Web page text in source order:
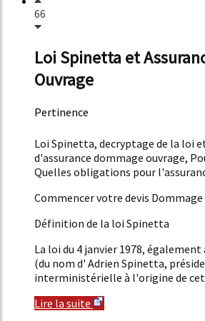
66
Loi Spinetta et
Ouvrage
Pertinence
Loi Spinetta, decryptage de la loi
d'assurance dommage ouvrage,
Quelles obligations pour
Commencer votre devis Dommage
Définition de la loi Spinetta
La loi du 4 janvier 1978,
(du nom d' Adrien Spinetta,
interministérielle à l'origine de
Lire la suite